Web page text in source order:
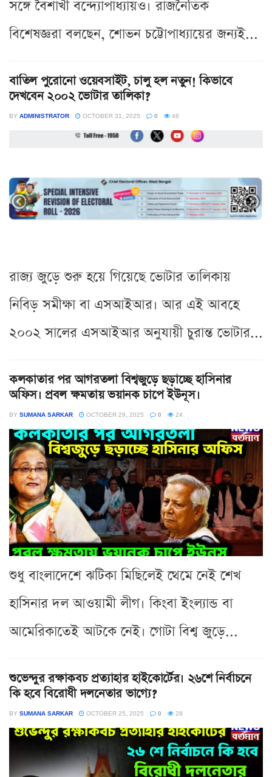
সঙ্গে বৈশাখী বন্দ্যোপাধ্যায়ও। রাজনৈতিক
বিশেষজ্ঞরা বলছেন, শোভন চট্টোপাধ্যায়ের জন্যই...
বাতিল পুরোনো ওয়েবসাইট, চালু হল নতুন! কিভাবে
দেখবেন ২০০২ ভোটার তালিকা?
BY ADMINISTRATOR OCTOBER 31, 2025 0 46
রাজ্য জুড়ে শুরু হয়ে গিয়েছে ভোটার তালিকায়
নিবিড় সমীক্ষা বা এসআইআর। আর এই আবহে
২০০২ সালের এসআইআর অনুযায়ী চুরান্ত ভোটার...
কলকাতার পর আগরতলা বিশ্বজুড়ে ছড়াচ্ছে হাসিনার
অফিস। প্রবল ক্ষমতায় ভয়ানক চাপে ইউনূস।
BY SUMANA SARKAR OCTOBER 29, 2025 0 24
শুধু বাংলাদেশে ঝটিকা মিছিলেই থেমে নেই শেখ
হাসিনার দল আওয়ামী লীগ। কিংবা ইংল্যান্ড বা
আমেরিকাতেই আটকে নেই। গোটা বিশ্ব জুড়ে...
শুভেন্দুর রক্ষাকবচ প্রত্যাহার হাইকোর্টের। ২৬শে নির্বাচনে
কি হবে বিরোধী দলনেতার ভাগ্যে?
BY SUMANA SARKAR OCTOBER 25, 2025 0 28